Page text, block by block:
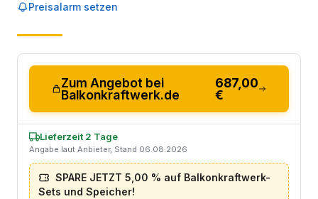
Preisalarm setzen
Zum Angebot bei
Balkonkraftwerk.de
687,00
€
Lieferzeit 2 Tage
Angabe laut Anbieter, Stand 06.08.2026
SPARE JETZT 5,00 % auf Balkonkraftwerk-
Sets und Speicher!